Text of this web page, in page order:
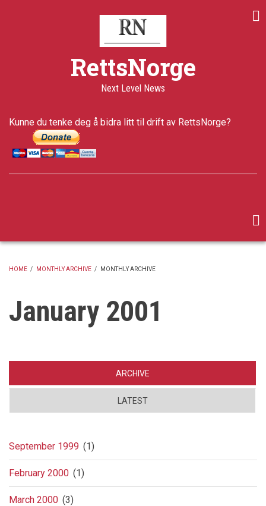
RettsNorge
Next Level News
Kunne du tenke deg å bidra litt til drift av RettsNorge?
HOME / MONTHLY ARCHIVE / MONTHLY ARCHIVE
January 2001
ARCHIVE
LATEST
September 1999 (1)
February 2000 (1)
March 2000 (3)